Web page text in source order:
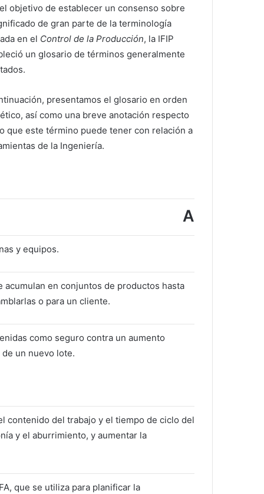
objetivo de establecer un consenso sobre
de gran parte de la terminología
en el Control de la Producción, la IFIP
un glosario de términos generalmente
presentamos el glosario en orden
así como una breve anotación respecto
que este término puede tener con relación a
de la Ingeniería.
A
y equipos.
acumulan en conjuntos de productos hasta
o para un cliente.
como seguro contra un aumento
un nuevo lote.
contenido del trabajo y el tiempo de ciclo del
y el aburrimiento, y aumentar la
que se utiliza para planificar la